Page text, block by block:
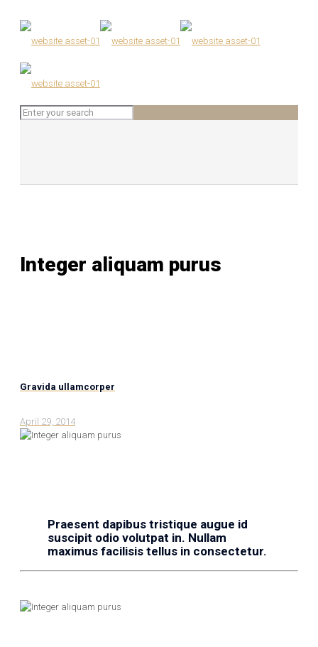
Integer aliquam purus
Gravida ullamcorper
April 29, 2014
Praesent dapibus tristique augue id
suscipit odio volutpat in. Nullam
maximus facilisis tellus in consectetur.